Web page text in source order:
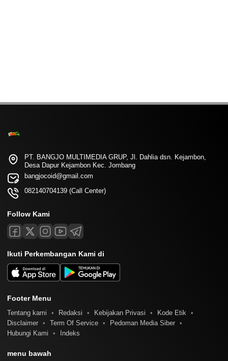
PT. BANGJO MULTIMEDIA GRUP, Jl. Dahlia dsn. Kejambon,
Desa Dapur Kejambon Kec. Jombang
bangjocoid@gmail.com
082140704139 (Call Center)
Follow Kami
Ikuti Perkembangan Kami di
Footer Menu
Tentang kami Redaksi Kebijakan Privasi
Kode Etik
Disclaimer
Term Of Service
Pedoman Media Siber
Hubungi Kami
Indeks
menu bawah